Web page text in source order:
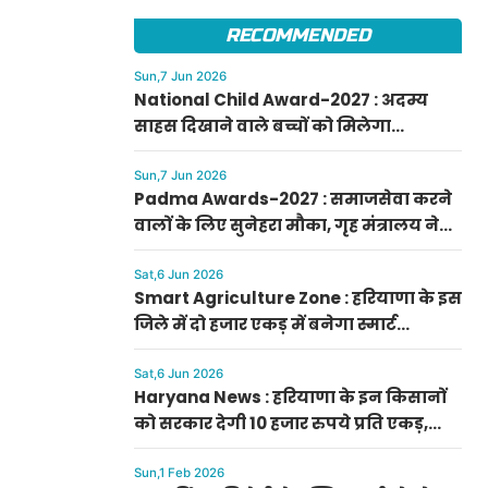
RECOMMENDED
Sun,7 Jun 2026
National Child Award-2027 : अदम्य
साहस दिखाने वाले बच्चों को मिलेगा
प्रधानमंत्री राष्ट्रीय बाल पुरस्कार-2027, ऐसे
करें आवेदन
Sun,7 Jun 2026
Padma Awards-2027 : समाजसेवा करने
वालों के लिए सुनेहरा मौका, गृह मंत्रालय ने
निकाले पद्म पुरस्कार-2027 के लिए आवेदन
Sat,6 Jun 2026
Smart Agriculture Zone : हरियाणा के इस
जिले में दो हजार एकड़ में बनेगा स्मार्ट
एग्रीकल्चर जोन
Sat,6 Jun 2026
Haryana News : हरियाणा के इन किसानों
को सरकार देगी 10 हजार रुपये प्रति एकड़,
सीएम सैनी की घोषणा
Sun,1 Feb 2026